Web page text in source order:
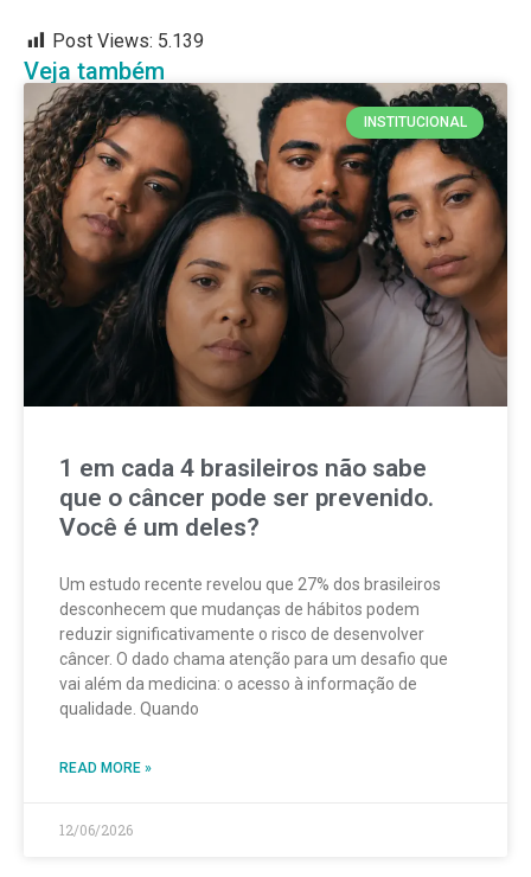
Post Views: 5.139
Veja também
INSTITUCIONAL
1 em cada 4 brasileiros não sabe
que o câncer pode ser prevenido.
Você é um deles?
Um estudo recente revelou que 27% dos brasileiros
desconhecem que mudanças de hábitos podem
reduzir significativamente o risco de desenvolver
câncer. O dado chama atenção para um desafio que
vai além da medicina: o acesso à informação de
qualidade. Quando
READ MORE »
12/06/2026